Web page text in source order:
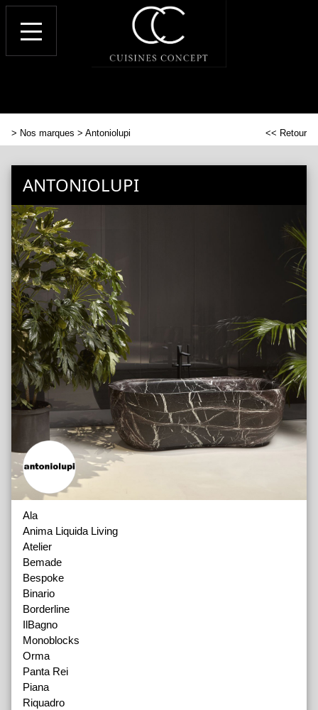
> Nos marques > Antoniolupi << Retour
ANTONIOLUPI
Ala
Anima Liquida Living
Atelier
Bemade
Bespoke
Binario
Borderline
IlBagno
Monoblocks
Orma
Panta Rei
Piana
Riquadro